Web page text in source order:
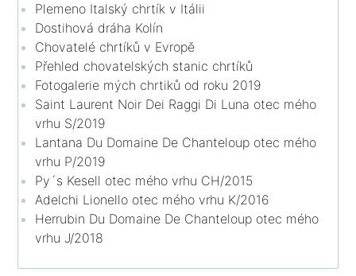
Plemeno Italský chrtík v Itálii
Dostihová dráha Kolín
Chovatelé chrtíků v Evropě
Přehled chovatelských stanic chrtíků
Fotogalerie mých chrtiků od roku 2019
Saint Laurent Noir Dei Raggi Di Luna otec mého
vrhu S/2019
Lantana Du Domaine De Chanteloup otec mého
vrhu P/2019
Py´s Kesell otec mého vrhu CH/2015
Adelchi Lionello otec mého vrhu K/2016
Herrubin Du Domaine De Chanteloup otec mého
vrhu J/2018